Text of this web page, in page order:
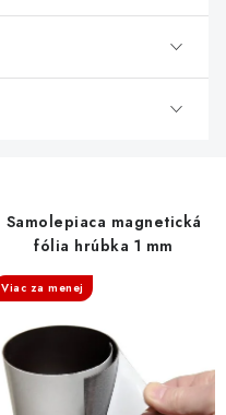
Samolepiaca magnetická
fólia hrúbka 1 mm
Viac za menej